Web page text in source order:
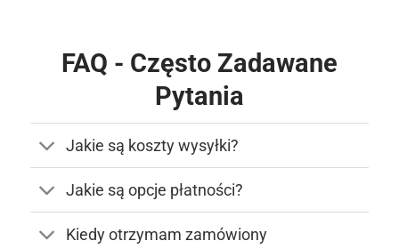
FAQ - Często Zadawane
Pytania
Jakie są koszty wysyłki?
Jakie są opcje płatności?
Kiedy otrzymam zamówiony